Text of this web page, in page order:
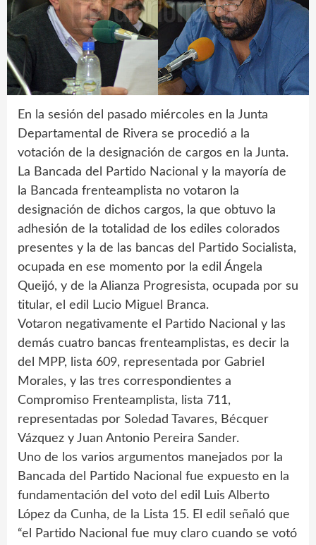
En la sesión del pasado miércoles en la Junta
Departamental de Rivera se procedió a la
votación de la designación de cargos en la Junta.
La Bancada del Partido Nacional y la mayoría de
la Bancada frenteamplista no votaron la
designación de dichos cargos, la que obtuvo la
adhesión de la totalidad de los ediles colorados
presentes y la de las bancas del Partido Socialista,
ocupada en ese momento por la edil Ángela
Queijó, y de la Alianza Progresista, ocupada por su
titular, el edil Lucio Miguel Branca.
Votaron negativamente el Partido Nacional y las
demás cuatro bancas frenteamplistas, es decir la
del MPP, lista 609, representada por Gabriel
Morales, y las tres correspondientes a
Compromiso Frenteamplista, lista 711,
representadas por Soledad Tavares, Bécquer
Vázquez y Juan Antonio Pereira Sander.
Uno de los varios argumentos manejados por la
Bancada del Partido Nacional fue expuesto en la
fundamentación del voto del edil Luis Alberto
López da Cunha, de la Lista 15. El edil señaló que
“el Partido Nacional fue muy claro cuando se votó